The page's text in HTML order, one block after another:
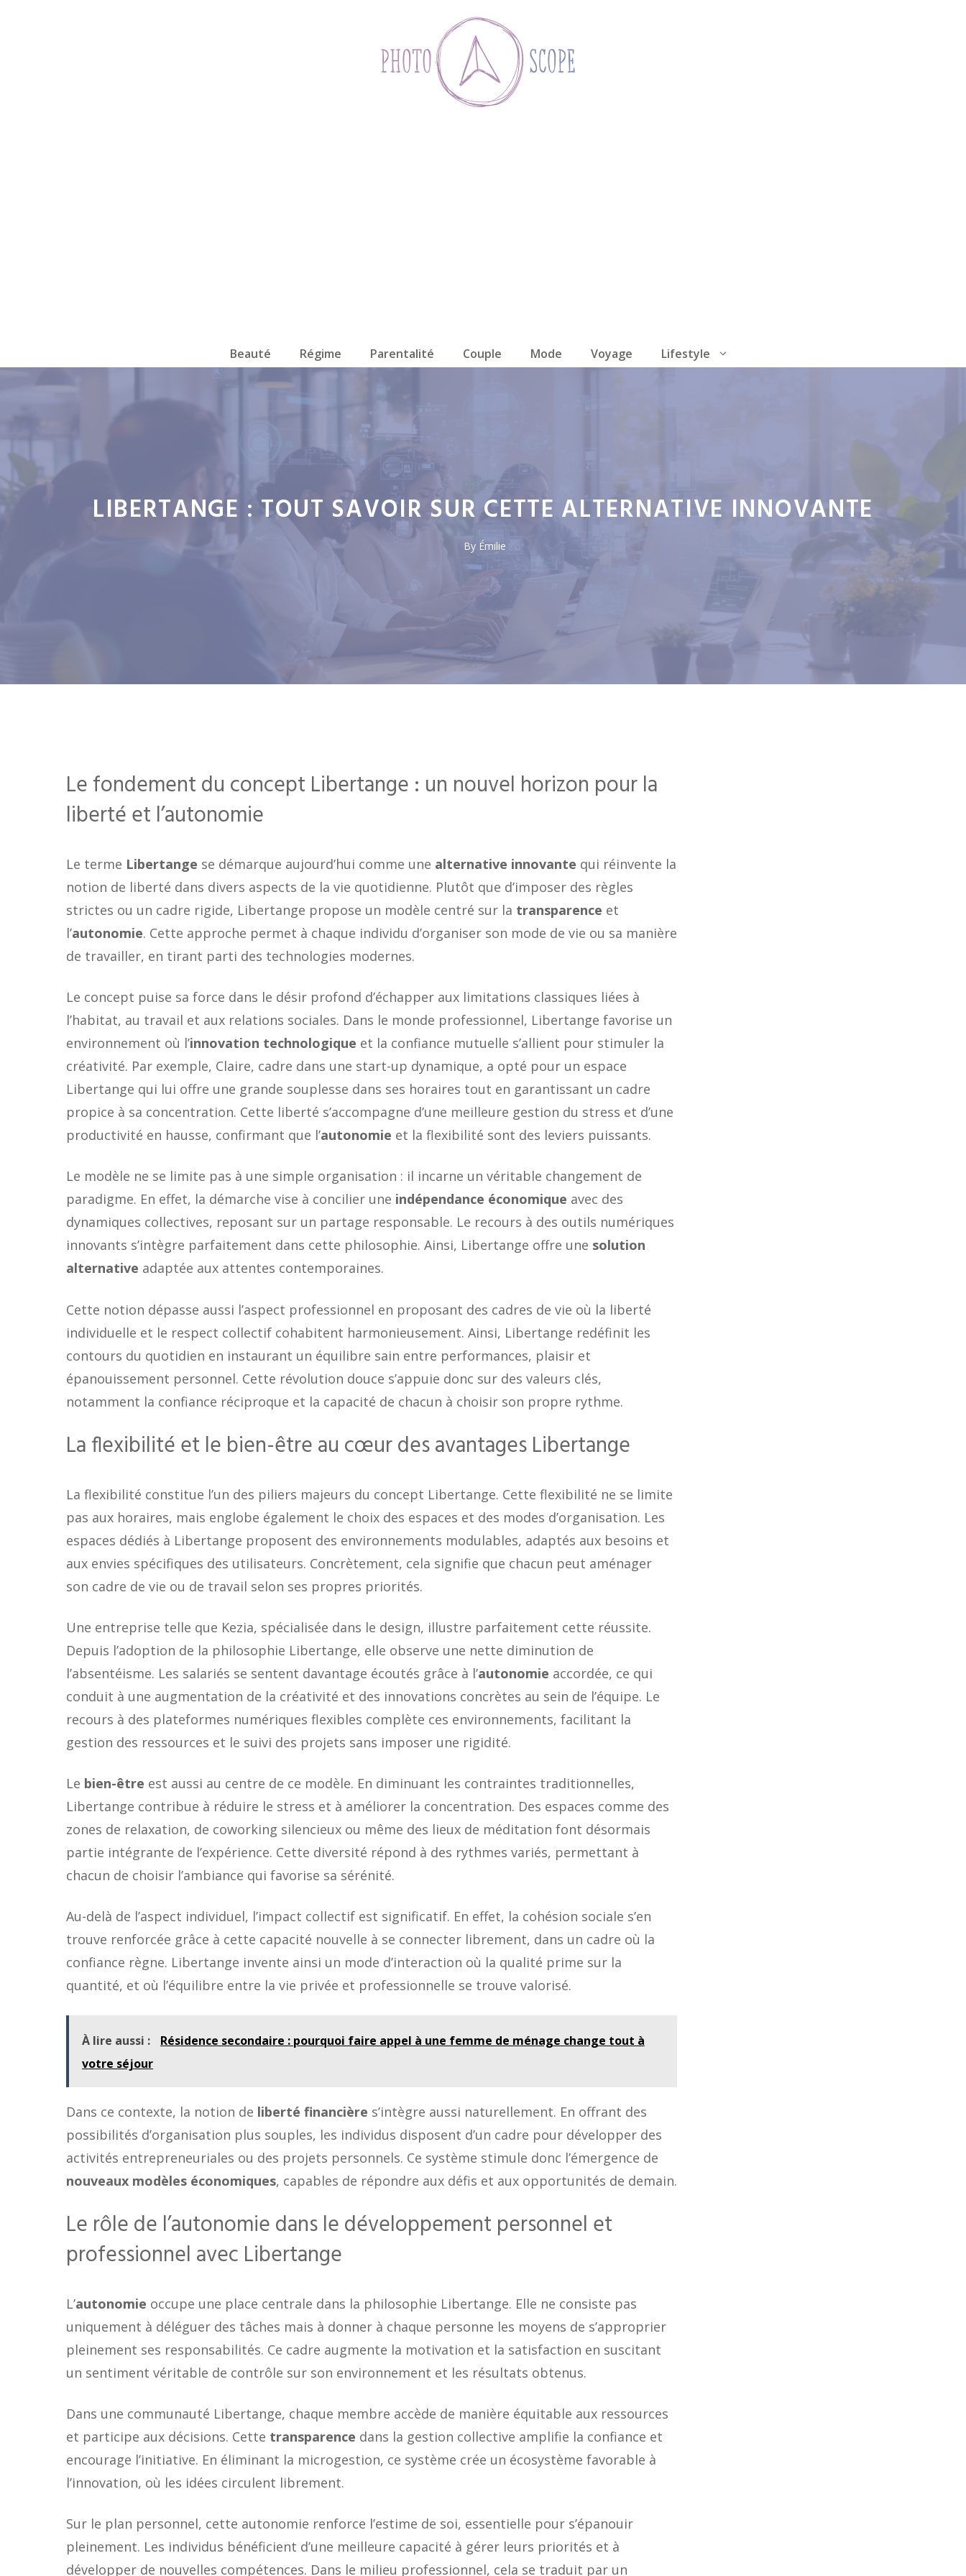
Beauté Régime Parentalité Couple Mode Voyage Lifestyle
LIBERTANGE : TOUT SAVOIR SUR CETTE ALTERNATIVE INNOVANTE
By Émilie
Le fondement du concept Libertange : un nouvel horizon pour la
liberté et l’autonomie
Le terme Libertange se démarque aujourd’hui comme une alternative innovante qui réinvente la
notion de liberté dans divers aspects de la vie quotidienne. Plutôt que d’imposer des règles
strictes ou un cadre rigide, Libertange propose un modèle centré sur la transparence et
l’autonomie. Cette approche permet à chaque individu d’organiser son mode de vie ou sa manière
de travailler, en tirant parti des technologies modernes.
Le concept puise sa force dans le désir profond d’échapper aux limitations classiques liées à
l’habitat, au travail et aux relations sociales. Dans le monde professionnel, Libertange favorise un
environnement où l’innovation technologique et la confiance mutuelle s’allient pour stimuler la
créativité. Par exemple, Claire, cadre dans une start-up dynamique, a opté pour un espace
Libertange qui lui offre une grande souplesse dans ses horaires tout en garantissant un cadre
propice à sa concentration. Cette liberté s’accompagne d’une meilleure gestion du stress et d’une
productivité en hausse, confirmant que l’autonomie et la flexibilité sont des leviers puissants.
Le modèle ne se limite pas à une simple organisation : il incarne un véritable changement de
paradigme. En effet, la démarche vise à concilier une indépendance économique avec des
dynamiques collectives, reposant sur un partage responsable. Le recours à des outils numériques
innovants s’intègre parfaitement dans cette philosophie. Ainsi, Libertange offre une solution
alternative adaptée aux attentes contemporaines.
Cette notion dépasse aussi l’aspect professionnel en proposant des cadres de vie où la liberté
individuelle et le respect collectif cohabitent harmonieusement. Ainsi, Libertange redéfinit les
contours du quotidien en instaurant un équilibre sain entre performances, plaisir et
épanouissement personnel. Cette révolution douce s’appuie donc sur des valeurs clés,
notamment la confiance réciproque et la capacité de chacun à choisir son propre rythme.
La flexibilité et le bien-être au cœur des avantages Libertange
La flexibilité constitue l’un des piliers majeurs du concept Libertange. Cette flexibilité ne se limite
pas aux horaires, mais englobe également le choix des espaces et des modes d’organisation. Les
espaces dédiés à Libertange proposent des environnements modulables, adaptés aux besoins et
aux envies spécifiques des utilisateurs. Concrètement, cela signifie que chacun peut aménager
son cadre de vie ou de travail selon ses propres priorités.
Une entreprise telle que Kezia, spécialisée dans le design, illustre parfaitement cette réussite.
Depuis l’adoption de la philosophie Libertange, elle observe une nette diminution de
l’absentéisme. Les salariés se sentent davantage écoutés grâce à l’autonomie accordée, ce qui
conduit à une augmentation de la créativité et des innovations concrètes au sein de l’équipe. Le
recours à des plateformes numériques flexibles complète ces environnements, facilitant la
gestion des ressources et le suivi des projets sans imposer une rigidité.
Le bien-être est aussi au centre de ce modèle. En diminuant les contraintes traditionnelles,
Libertange contribue à réduire le stress et à améliorer la concentration. Des espaces comme des
zones de relaxation, de coworking silencieux ou même des lieux de méditation font désormais
partie intégrante de l’expérience. Cette diversité répond à des rythmes variés, permettant à
chacun de choisir l’ambiance qui favorise sa sérénité.
Au-delà de l’aspect individuel, l’impact collectif est significatif. En effet, la cohésion sociale s’en
trouve renforcée grâce à cette capacité nouvelle à se connecter librement, dans un cadre où la
confiance règne. Libertange invente ainsi un mode d’interaction où la qualité prime sur la
quantité, et où l’équilibre entre la vie privée et professionnelle se trouve valorisé.
À lire aussi :
Résidence secondaire : pourquoi faire appel à une femme de ménage change tout à
votre séjour
Dans ce contexte, la notion de liberté financière s’intègre aussi naturellement. En offrant des
possibilités d’organisation plus souples, les individus disposent d’un cadre pour développer des
activités entrepreneuriales ou des projets personnels. Ce système stimule donc l’émergence de
nouveaux modèles économiques, capables de répondre aux défis et aux opportunités de demain.
Le rôle de l’autonomie dans le développement personnel et
professionnel avec Libertange
L’autonomie occupe une place centrale dans la philosophie Libertange. Elle ne consiste pas
uniquement à déléguer des tâches mais à donner à chaque personne les moyens de s’approprier
pleinement ses responsabilités. Ce cadre augmente la motivation et la satisfaction en suscitant
un sentiment véritable de contrôle sur son environnement et les résultats obtenus.
Dans une communauté Libertange, chaque membre accède de manière équitable aux ressources
et participe aux décisions. Cette transparence dans la gestion collective amplifie la confiance et
encourage l’initiative. En éliminant la microgestion, ce système crée un écosystème favorable à
l’innovation, où les idées circulent librement.
Sur le plan personnel, cette autonomie renforce l’estime de soi, essentielle pour s’épanouir
pleinement. Les individus bénéficient d’une meilleure capacité à gérer leurs priorités et à
développer de nouvelles compétences. Dans le milieu professionnel, cela se traduit par un